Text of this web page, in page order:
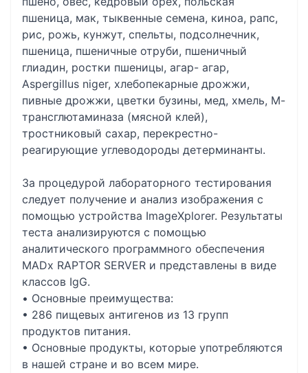
пшеница, мак, тыквенные семена, киноа, рапс,
рис, рожь, кунжут, спельты, подсолнечник,
пшеница, пшеничные отруби, пшеничный
глиадин, ростки пшеницы, агар- агар,
Aspergillus niger, хлебопекарные дрожжи,
пивные дрожжи, цветки бузины, мед, хмель, М-
трансглютаминаза (мясной клей),
тростниковый сахар, перекрестно-
реагирующие углеводороды детерминанты.
За процедурой лабораторного тестирования
следует получение и анализ изображения с
помощью устройства ImageXplorer. Результаты
теста анализируются с помощью
аналитического программного обеспечения
MADx RAPTOR SERVER и представлены в виде
классов IgG.
• Основные преимущества:
• 286 пищевых антигенов из 13 групп
продуктов питания.
• Основные продукты, которые употребляются
в нашей стране и во всем мире.